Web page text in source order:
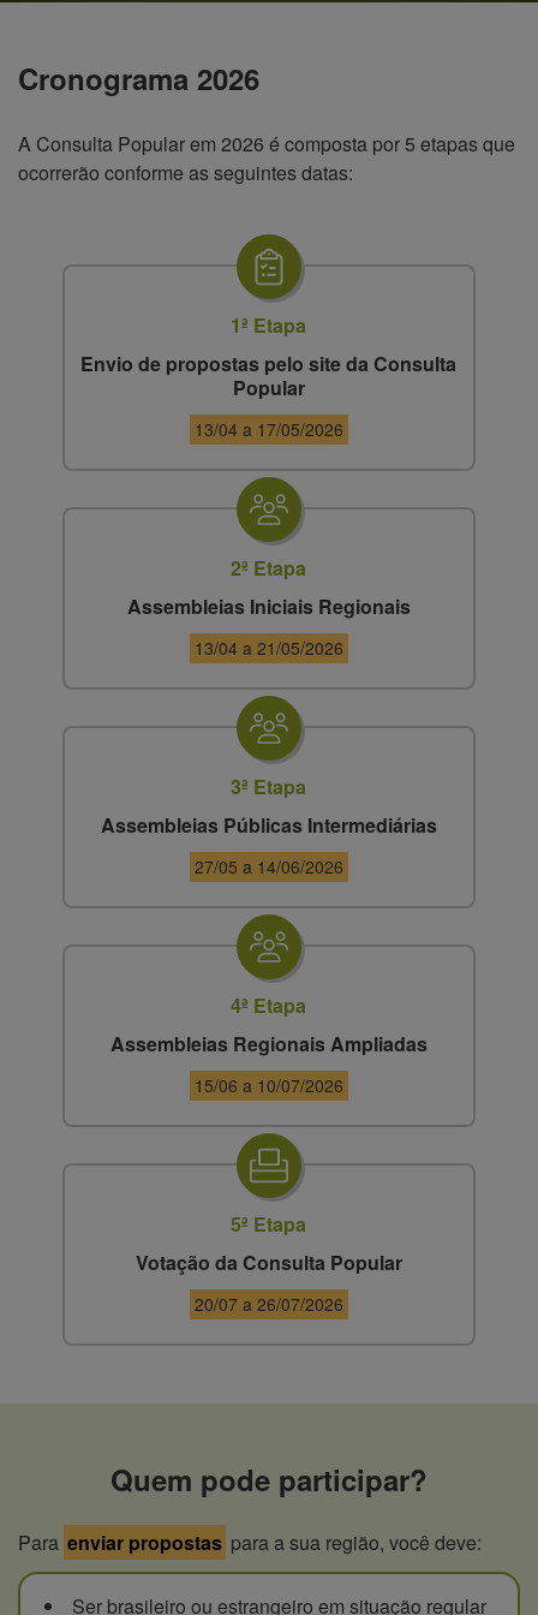
Cronograma 2026
A Consulta Popular em 2026 é composta por 5 etapas que
ocorrerão conforme as seguintes datas:
Envio de propostas pelo site da Consulta
Popular
1ª Etapa
13/04 a 17/05/2026
Assembleias Iniciais Regionais
2ª Etapa
13/04 a 21/05/2026
Assembleias Públicas Intermediárias
3ª Etapa
27/05 a 14/06/2026
Assembleias Regionais Ampliadas​
4ª Etapa
15/06 a 10/07/2026
Votação da Consulta Popular
5ª Etapa
20/07 a 26/07/2026
Quem pode participar?
Para enviar propostas para a sua região, você deve:
Ser brasileiro ou estrangeiro em situação regular